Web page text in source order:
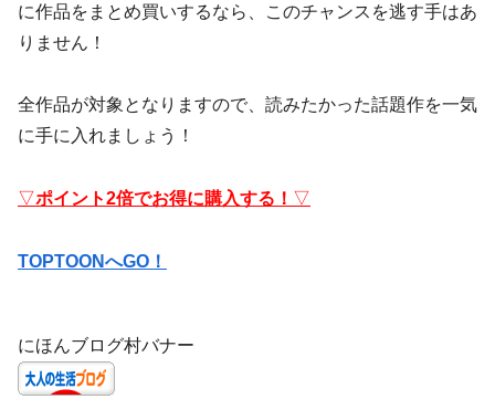
に作品をまとめ買いするなら、このチャンスを逃す手はあ
りません！
全作品が対象となりますので、読みたかった話題作を一気
に手に入れましょう！
▽ポイント2倍でお得に購入する！ ▽
TOPTOONへGO！
にほんブログ村バナー